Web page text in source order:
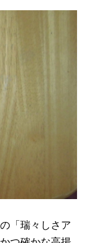
「瑞々しさア